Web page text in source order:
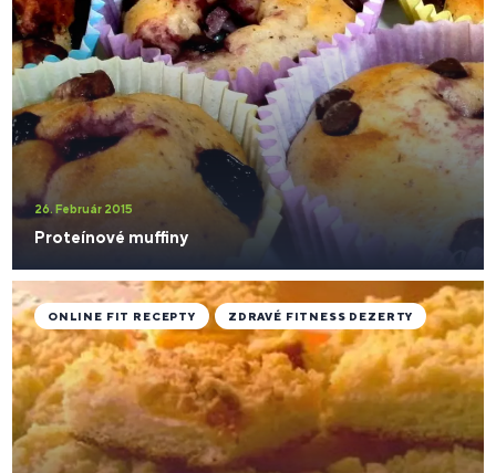
26. Február 2015
Proteínové muffiny
ONLINE FIT RECEPTY ZDRAVÉ FITNESS DEZERTY